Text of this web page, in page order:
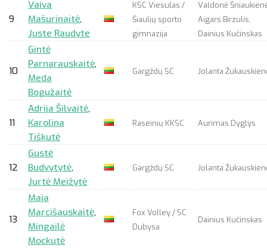
9
Vaiva
Mašurinaitė,
Juste Raudyte
KSC Viesulas /
Šiaulių sporto
gimnazija
Valdonė
Aigars Birzulis,
Dainius Kučinskas
10
Gintė
Parnarauskaitė,
Meda
Bogužaitė
Gargždų SC Jolanta
11
Adrija Šilvaitė,
Karolina
Tiškutė
Raseinių KKSC Aurimas Dyglys
12
Gustė
Budvytytė,
Jurtė Meižytė
Gargždų SC Jolanta
13
Maja
Marcišauskaitė,
Mingailė
Mockutė
Fox Volley / SC
Dubysa
Dainius Kučinskas